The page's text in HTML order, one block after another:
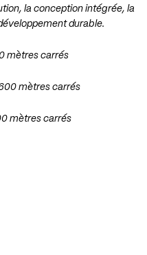
la conception intégrée, la
durable.
mètres carrés
mètres carrés
mètres carrés